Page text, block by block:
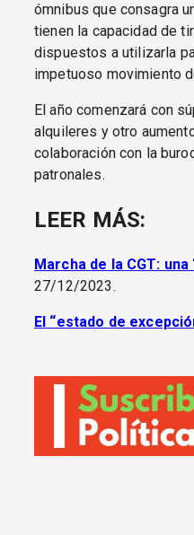
ómnibus que consagra
tienen la capacidad de
dispuestos a utilizarla
impetuoso movimiento
El año comenzará con
alquileres y otro
colaboración con la
patronales.
LEER MÁS:
Marcha de la CGT:
27/12/2023.
El “estado de